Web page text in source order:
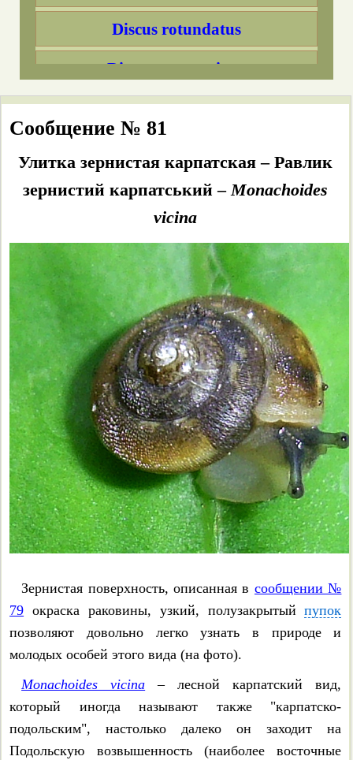
Discus rotundatus
Discus perspectivus
Discus ruderatus
Chondrula microtragus
Chondrula bielzi
Ena montana
Merdigera obscura
Peristoma rupestre
Peristoma merduenianum
Thoanteus gibber
Brephulopsis cylindrica
Brephulopsis bidens
Clausiliidae
Succinea putris
Улитки рода Pomatias
Pomatias elegans
Сообщение № 81
Улитка зернистая карпатская – Равлик
зернистий карпатський –Monachoides
vicina
Зернистая поверхность, описанная в сообщении №
79 окраска раковины, узкий, полузакрытыйпупок
позволяют довольно легко узнать в природе и
молодых особей этого вида (на фото).
Monachoides vicina – лесной карпатский вид,
который иногда называют также "карпатско-
подольским", настолько далеко он заходит на
Подольскую возвышенность (наиболее восточные